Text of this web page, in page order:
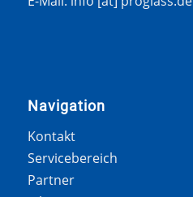
Navigation
Kontakt
Servicebereich
Partner